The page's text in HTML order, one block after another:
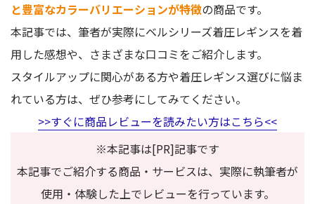
と豊富なカラーバリエーションが特徴の商品です。
本記事では、筆者が実際にベルシリーズ着圧レギンスを着
用した感想や、さまざまな口コミをご紹介します。
スタイルアップに関心がある方や着圧レギンス選びに悩ま
れている方は、ぜひ参考にしてみてください。
>>すぐに商品レビューを読みたい方はこちら<<
※本記事は[PR]記事です
本記事でご紹介する商品・サービスは、実際に執筆者が
使用・体験した上でレビューを行っています。